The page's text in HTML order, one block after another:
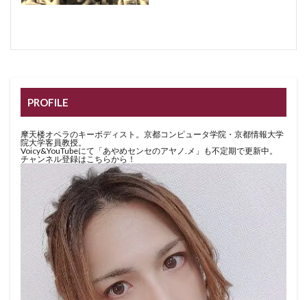
PROFILE
摩天楼オペラのキーボディスト。京都コンピュータ学院・京都情報大学
院大学客員教授。
Voicy&YouTubeにて「あやめセンセのアヤノ.メ」も不定期で更新中。
チャンネル登録はこちらから！